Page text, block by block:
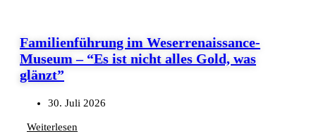
Familienführung im Weserrenaissance-
Museum – “Es ist nicht alles Gold, was
glänzt”
30. Juli 2026
Weiterlesen